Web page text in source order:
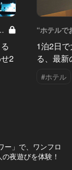
2
“ホテルで
の選択だ
1泊2日
る、最
#ホテル
ー」で、ワンフロ
夜遊びを体験！